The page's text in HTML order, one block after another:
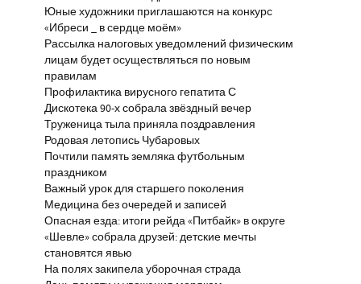
Юные художники приглашаются на конкурс
«Ибреси _ в сердце моём»
Рассылка налоговых уведомлений физическим
лицам будет осуществляться по новым
правилам
Профилактика вирусного гепатита С
Дискотека 90-х собрала звёздный вечер
Труженица тыла приняла поздравления
Родовая летопись Чубаровых
Почтили память земляка футбольным
праздником
Важный урок для старшего поколения
Медицина без очередей и записей
Опасная езда: итоги рейда «Питбайк» в округе
«Шевле» собрала друзей: детские мечты
становятся явью
На полях закипела уборочная страда